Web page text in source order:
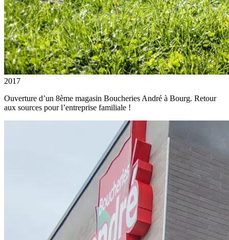
2017
Ouverture d’un 8ème magasin Boucheries André à Bourg. Retour
aux sources pour l’entreprise familiale !